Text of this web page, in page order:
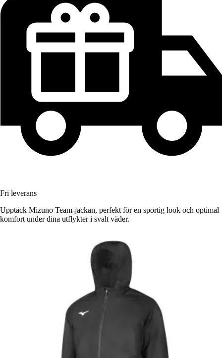
Fri leverans
Upptäck Mizuno Team-jackan, perfekt för en sportig look och optimal
komfort under dina utflykter i svalt väder.